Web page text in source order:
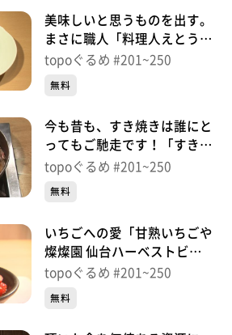
美味しいと思うものを出す。
まさに職人「料理人えとう
三丁目店」（青葉区国分町）
topoぐるめ #201~250
無料
今も昔も、すき焼きは誰にと
ってもご馳走です！「すき焼
割烹 かとう」（青葉区上
topoぐるめ #201~250
無料
いちごへの愛「甘熟いちごや
燦燦園 仙台ハーベストビレ
ッジ店」（若林区上飯田天
topoぐるめ #201~250
無料